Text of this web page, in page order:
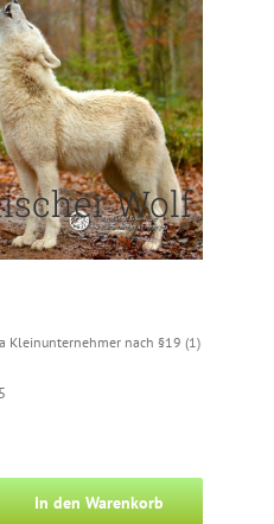
Wolf
Kleinunternehmer nach §19 (1)
In den Warenkorb